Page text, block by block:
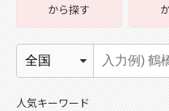
から探す
人気キーワード